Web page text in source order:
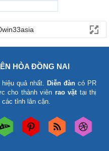
HÒA ĐỒNG NAI
hiệu quả nhất. Diễn đàn có PR
cho thành viên rao vặttại thị
tỉnh lân cận.